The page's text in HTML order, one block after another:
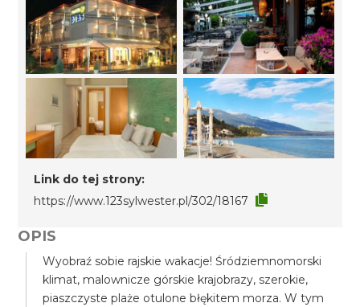
Link do tej strony:
https://www.123sylwester.pl/302/18167
OPIS
Wyobraź sobie rajskie wakacje! Śródziemnomorski
klimat, malownicze górskie krajobrazy, szerokie,
piaszczyste plaże otulone błękitem morza. W tym